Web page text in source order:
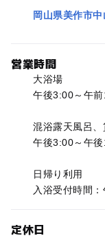
岡山県美作市
営業時間
大浴場
午後3:00～午
混浴露天風呂
午後3:00～午
日帰り利用
入浴受付時間
定休日